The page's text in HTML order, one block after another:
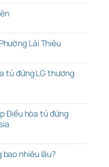
Lái Thiêu
tủ đứng LG thương
Điều hòa tủ đứng
nhiêu lâu?